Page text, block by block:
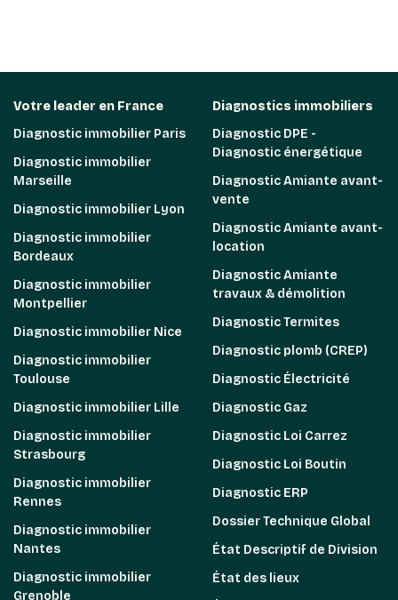
Votre leader en France
Diagnostic immobilier Paris
Diagnostic immobilier
Marseille
Diagnostic immobilier Lyon
Diagnostic immobilier
Bordeaux
Diagnostic immobilier
Montpellier
Diagnostic immobilier Nice
Diagnostic immobilier
Toulouse
Diagnostic immobilier Lille
Diagnostic immobilier
Strasbourg
Diagnostic immobilier
Rennes
Diagnostic immobilier
Nantes
Diagnostic immobilier
Grenoble
Diagnostics immobiliers
Diagnostic DPE -
Diagnostic énergétique
Diagnostic Amiante avant-
vente
Diagnostic Amiante avant-
location
Diagnostic Amiante
travaux & démolition
Diagnostic Termites
Diagnostic plomb (CREP)
Diagnostic Électricité
Diagnostic Gaz
Diagnostic Loi Carrez
Diagnostic Loi Boutin
Diagnostic ERP
Dossier Technique Global
État Descriptif de Division
État des lieux